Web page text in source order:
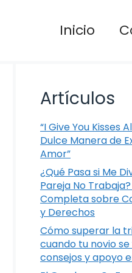
Inicio
Artículos
“I Give You Kisses
Dulce Manera de
Amor”
¿Qué Pasa si Me
Pareja No
Completa sobre
y Derechos
Cómo superar la
cuando tu novio se
consejos y apoyo